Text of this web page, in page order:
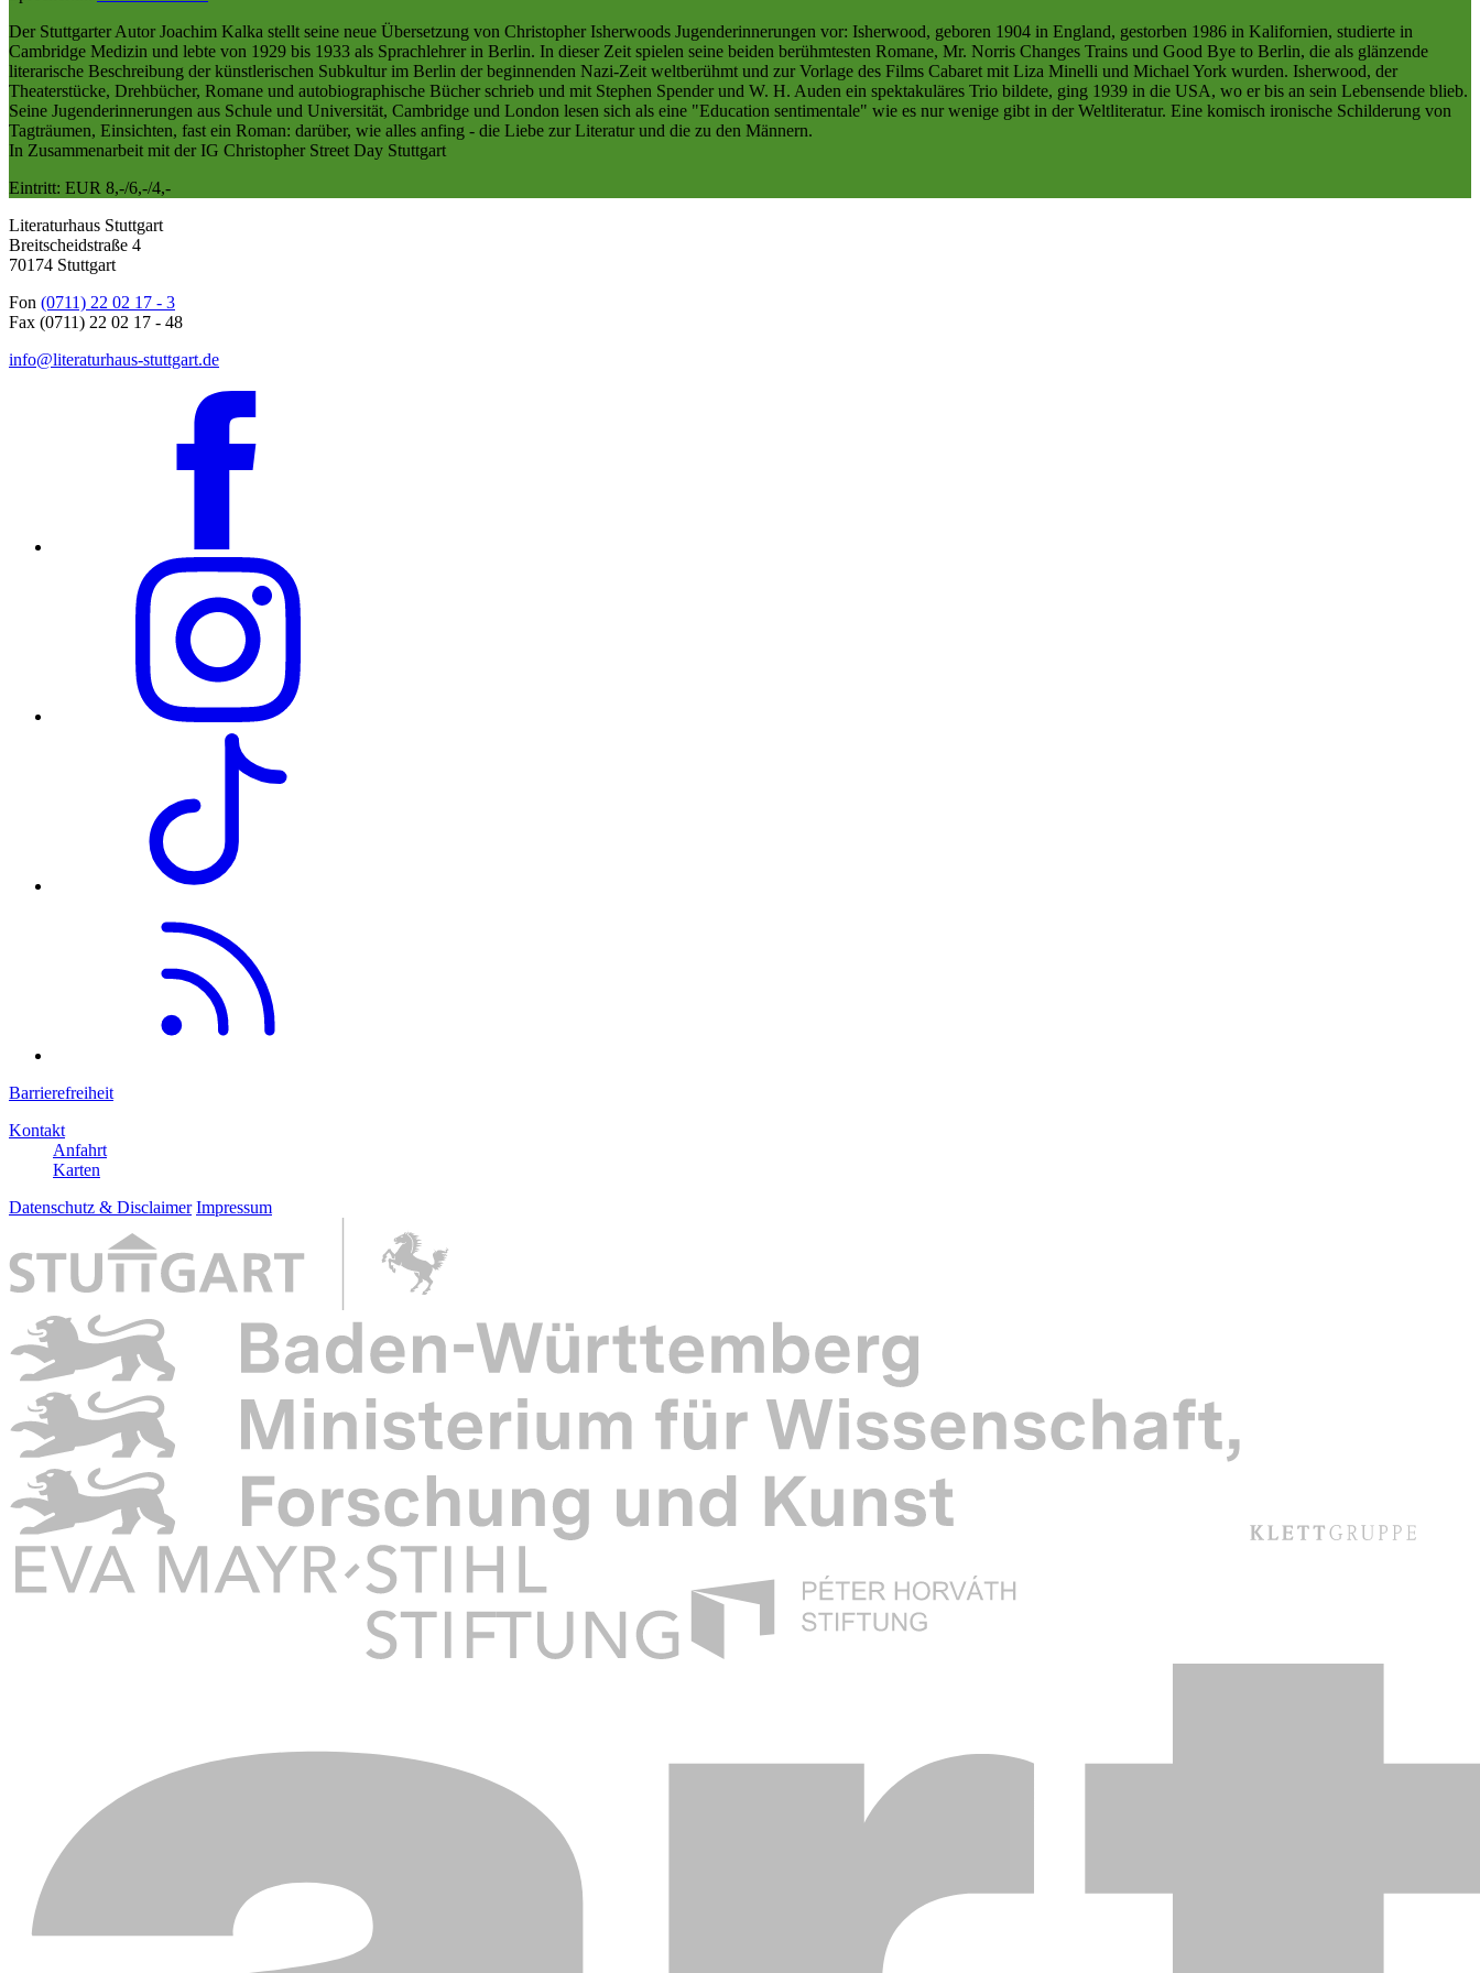
Der Stuttgarter Autor Joachim Kalka stellt seine neue Übersetzung von Christopher Isherwoods Jugenderinnerungen vor: Isherwood, geboren 1904 in England, gestorben 1986 in Kalifornien, studierte in
Cambridge Medizin und lebte von 1929 bis 1933 als Sprachlehrer in Berlin. In dieser Zeit spielen seine beiden berühmtesten Romane, Mr. Norris Changes Trains und Good Bye to Berlin, die als glänzende
literarische Beschreibung der künstlerischen Subkultur im Berlin der beginnenden Nazi-Zeit weltberühmt und zur Vorlage des Films Cabaret mit Liza Minelli und Michael York wurden. Isherwood, der
Theaterstücke, Drehbücher, Romane und autobiographische Bücher schrieb und mit Stephen Spender und W. H. Auden ein spektakuläres Trio bildete, ging 1939 in die USA, wo er bis an sein Lebensende blieb.
Seine Jugenderinnerungen aus Schule und Universität, Cambridge und London lesen sich als eine "Education sentimentale" wie es nur wenige gibt in der Weltliteratur. Eine komisch ironische Schilderung von
Tagträumen, Einsichten, fast ein Roman: darüber, wie alles anfing - die Liebe zur Literatur und die zu den Männern.
In Zusammenarbeit mit der IG Christopher Street Day Stuttgart
Eintritt: EUR 8,-/6,-/4,-
Literaturhaus Stuttgart
Breitscheidstraße 4
70174 Stuttgart
Fon (0711) 22 02 17 - 3
Fax (0711) 22 02 17 - 48
info@literaturhaus-stuttgart.de
Barrierefreiheit
Kontakt
Anfahrt
Karten
Datenschutz & Disclaimer Impressum